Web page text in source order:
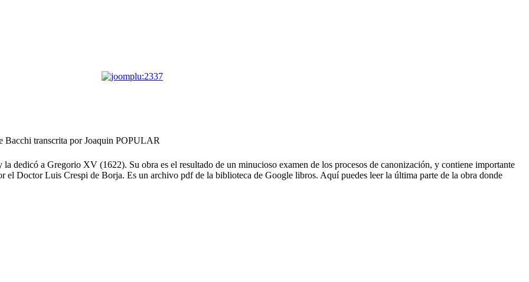
Bacchi transcrita por Joaquin POPULAR
a Gregorio XV (1622). Su obra es el resultado de un minucioso examen de los procesos de canonización, y contiene importante
el Doctor Luis Crespi de Borja. Es un archivo pdf de la biblioteca de Google libros. Aquí puedes leer la última parte de la obra donde